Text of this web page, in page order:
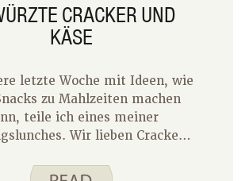
CRACKER UND
KÄSE
letzte Woche mit Ideen, wie
zu Mahlzeiten machen
teile ich eines meiner
Wir lieben Cracker
bei uns zu Hause. Ich bewahre